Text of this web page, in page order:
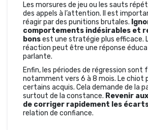
Les morsures de jeu ou les sauts
des appels à l’attention. Il est
réagir par des punitions brutales.
comportements indésirables et
bonsest une stratégie plus efficace.
réaction peut être une réponse
parlante.
Enfin, les périodes de régression sont
notamment vers 6 à 8 mois. Le chiot
certains acquis. Cela demande de la
surtout de la constance. Revenir
de corriger rapidement les
relation de confiance.